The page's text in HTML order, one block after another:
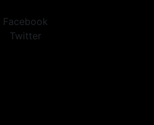
Facebook
Twitter